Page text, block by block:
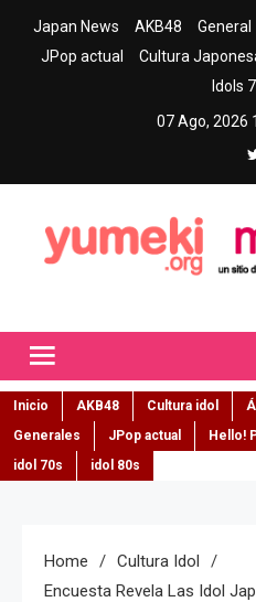
Japan News AKB48 General
JPop actual
Cultura
Idols
07 Ago, 2026
Inicio AKB48 Cultura idol
Generales
JPop actual Hello!
idol 70s
idol 80s
Home
Cultura Idol
Encuesta Revela Las Idol